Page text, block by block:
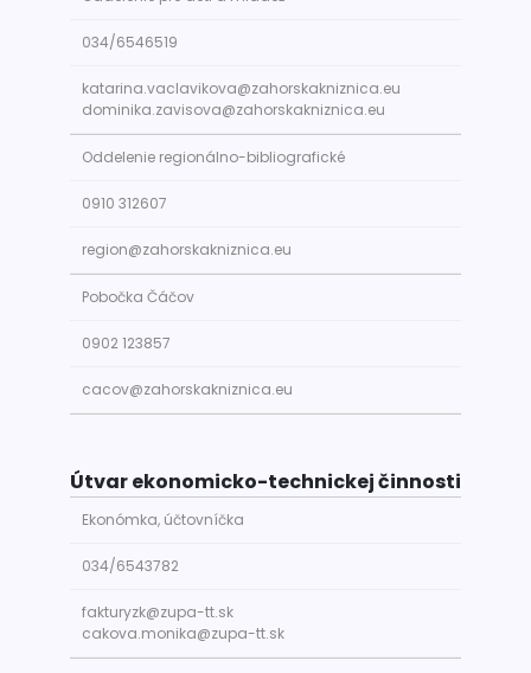
034/6546519
katarina.vaclavikova@zahorskakniznica.eu
dominika.zavisova@zahorskakniznica.eu
Oddelenie regionálno-bibliografické
0910 312607
region@zahorskakniznica.eu
Pobočka Čáčov
0902 123857
cacov@zahorskakniznica.eu
Útvar ekonomicko-technickej činnosti
Ekonómka, účtovníčka
034/6543782
fakturyzk@zupa-tt.sk
cakova.monika@zupa-tt.sk